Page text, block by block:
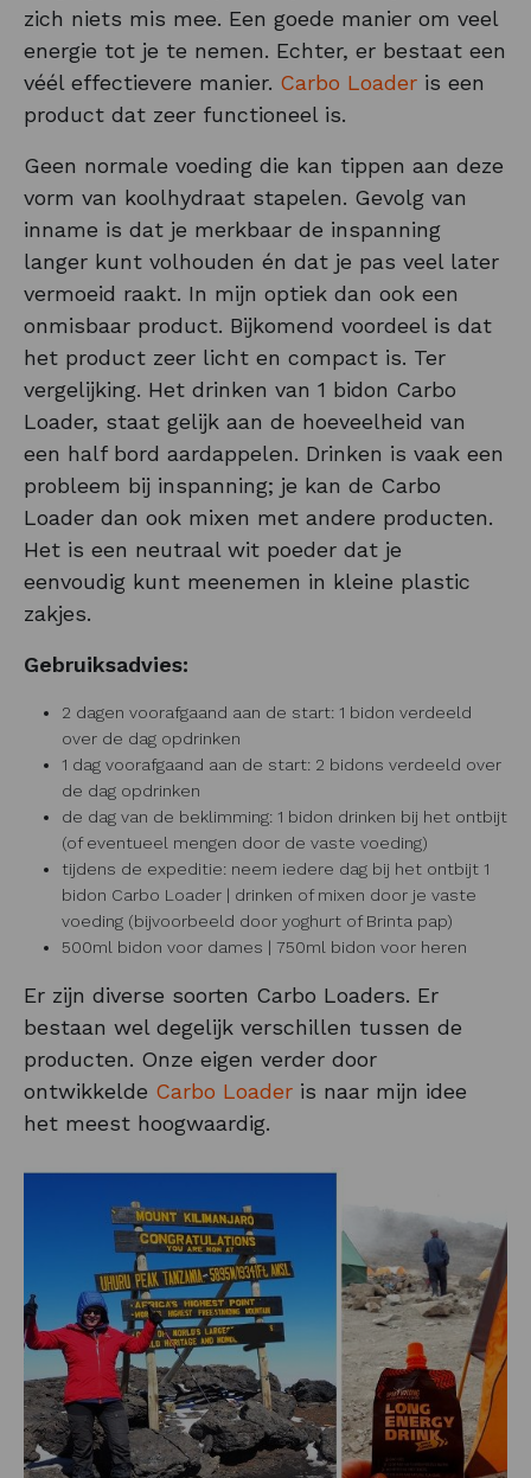
zich niets mis mee. Een goede manier om veel
energie tot je te nemen. Echter, er bestaat een
véél effectievere manier. Carbo Loader is een
product dat zeer functioneel is.
Geen normale voeding die kan tippen aan deze
vorm van koolhydraat stapelen. Gevolg van
inname is dat je merkbaar de inspanning
langer kunt volhouden én dat je pas veel later
vermoeid raakt. In mijn optiek dan ook een
onmisbaar product. Bijkomend voordeel is dat
het product zeer licht en compact is. Ter
vergelijking. Het drinken van 1 bidon Carbo
Loader, staat gelijk aan de hoeveelheid van
een half bord aardappelen. Drinken is vaak een
probleem bij inspanning; je kan de Carbo
Loader dan ook mixen met andere producten.
Het is een neutraal wit poeder dat je
eenvoudig kunt meenemen in kleine plastic
zakjes.
Gebruiksadvies:
2 dagen voorafgaand aan de start: 1 bidon verdeeld
over de dag opdrinken
1 dag voorafgaand aan de start: 2 bidons verdeeld over
de dag opdrinken
de dag van de beklimming: 1 bidon drinken bij het ontbijt
(of eventueel mengen door de vaste voeding)
tijdens de expeditie: neem iedere dag bij het ontbijt 1
bidon Carbo Loader | drinken of mixen door je vaste
voeding (bijvoorbeeld door yoghurt of Brinta pap)
500ml bidon voor dames | 750ml bidon voor heren
Er zijn diverse soorten Carbo Loaders. Er
bestaan wel degelijk verschillen tussen de
producten. Onze eigen verder door
ontwikkelde Carbo Loader is naar mijn idee
het meest hoogwaardig.